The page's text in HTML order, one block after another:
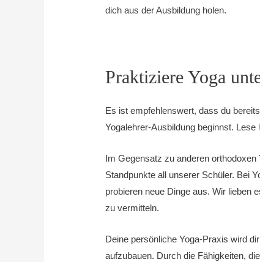
dich aus der Ausbildung holen.
Praktiziere Yoga
Es ist empfehlenswert, dass du
Yogalehrer-Ausbildung beginnst. Lese
Im Gegensatz zu anderen
Standpunkte all unserer Schüler. Bei
probieren neue Dinge aus. Wir lieben
zu vermitteln.
Deine persönliche Yoga-Praxis wird
aufzubauen. Durch die Fähigkeiten,